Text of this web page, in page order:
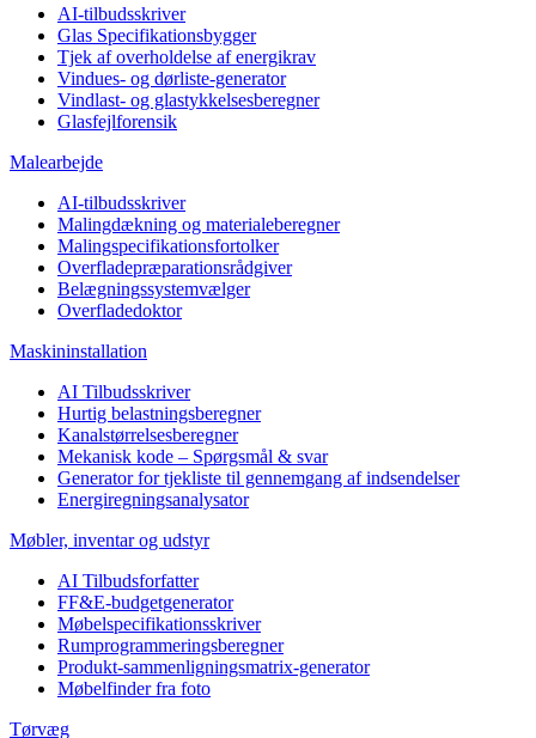
AI-tilbudsskriver
Glas Specifikationsbygger
Tjek af overholdelse af energikrav
Vindues- og dørliste-generator
Vindlast- og glastykkelsesberegner
Glasfejlforensik
Malearbejde
AI-tilbudsskriver
Malingdækning og materialeberegner
Malingspecifikationsfortolker
Overfladepræparationsrådgiver
Belægningssystemvælger
Overfladedoktor
Maskininstallation
AI Tilbudsskriver
Hurtig belastningsberegner
Kanalstørrelsesberegner
Mekanisk kode – Spørgsmål & svar
Generator for tjekliste til gennemgang af indsendelser
Energiregningsanalysator
Møbler, inventar og udstyr
AI Tilbudsforfatter
FF&E-budgetgenerator
Møbelspecifikationsskriver
Rumprogrammeringsberegner
Produkt-sammenligningsmatrix-generator
Møbelfinder fra foto
Tørvæg